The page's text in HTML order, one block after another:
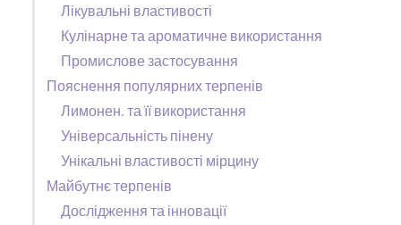
Лікувальні властивості
Кулінарне та ароматичне використання
Промислове застосування
Пояснення популярних терпенів
Лимонен. та її використання
Універсальність пінену
Унікальні властивості мірцину
Майбутнє терпенів
Дослідження та інновації